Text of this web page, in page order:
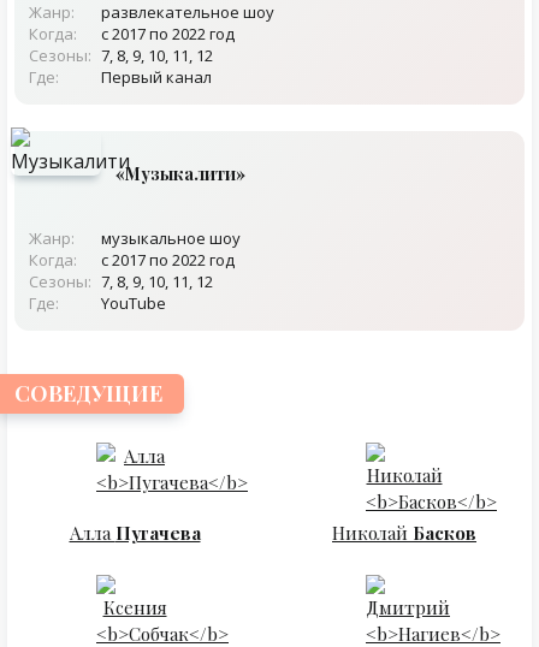
Жанр:
развлекательное шоу
Когда:
с 2017 по 2022 год
Сезоны: 7, 8, 9, 10, 11, 12
Где:
Первый канал
«Музыкалити»
Жанр:
музыкальное шоу
Когда:
с 2017 по 2022 год
Сезоны: 7, 8, 9, 10, 11, 12
Где:
YouTube
СОВЕДУЩИЕ
Алла Пугачева Николай Басков